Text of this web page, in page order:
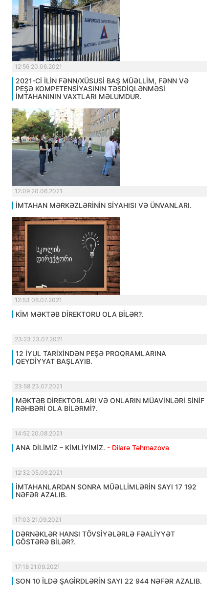
12:56 20.06.2021
2021-Cİ İLİN FƏNN/XÜSUSİ BAŞ MÜƏLLİM, FƏNN VƏ
PEŞƏ KOMPETENSİYASININ TƏSDİQLƏNMƏSİ
İMTAHANININ VAXTLARI MƏLUMDUR.
12:09 20.06.2021
İMTAHAN MƏRKƏZLƏRİNİN SİYAHISI VƏ ÜNVANLARI.
12:53 06.07.2021
KİM MƏKTƏB DİREKTORU OLA BİLƏR?.
23:23 23.07.2021
12 İYUL TARİXİNDƏN PEŞƏ PROQRAMLARINA
QEYDİYYAT BAŞLAYIB.
23:58 23.07.2021
MƏKTƏB DİREKTORLARI VƏ ONLARIN MÜAVİNLƏRİ SİNİF
RƏHBƏRİ OLA BİLƏRMİ?.
14:52 20.08.2021
ANA DİLİMİZ – KİMLİYİMİZ. - Dilarə Təhməzova
12:32 05.09.2021
İMTAHANLARDAN SONRA MÜƏLLİMLƏRİN SAYI 17 192
NƏFƏR AZALIB.
17:03 21.09.2021
DƏRNƏKLƏR HANSI TÖVSİYƏLƏRLƏ FƏALİYYƏT
GÖSTƏRƏ BİLƏR?.
17:18 21.09.2021
SON 10 İLDƏ ŞAGİRDLƏRİN SAYI 22 944 NƏFƏR AZALIB.